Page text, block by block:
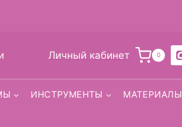
Личный кабинет 0
ИНСТРУМЕНТЫ МАТЕРИАЛЫ